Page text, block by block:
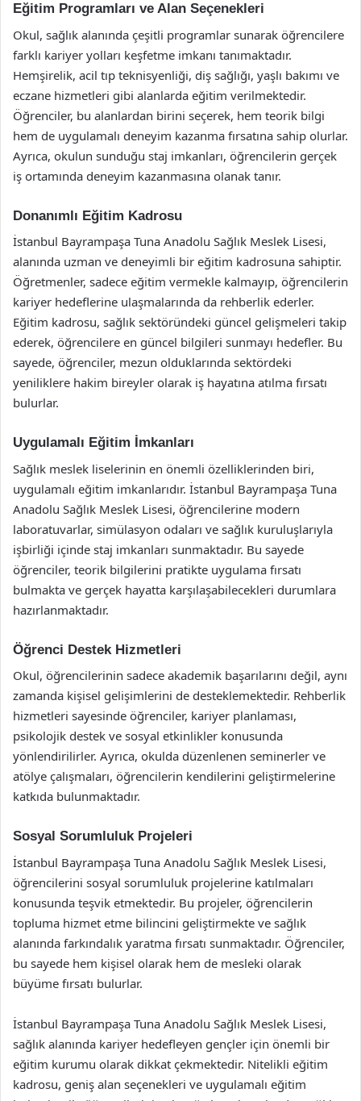
Eğitim Programları ve Alan Seçenekleri
Okul, sağlık alanında çeşitli programlar sunarak öğrencilere
farklı kariyer yolları keşfetme imkanı tanımaktadır.
Hemşirelik, acil tıp teknisyenliği, diş sağlığı, yaşlı bakımı ve
eczane hizmetleri gibi alanlarda eğitim verilmektedir.
Öğrenciler, bu alanlardan birini seçerek, hem teorik bilgi
hem de uygulamalı deneyim kazanma fırsatına sahip olurlar.
Ayrıca, okulun sunduğu staj imkanları, öğrencilerin gerçek
iş ortamında deneyim kazanmasına olanak tanır.
Donanımlı Eğitim Kadrosu
İstanbul Bayrampaşa Tuna Anadolu Sağlık Meslek Lisesi,
alanında uzman ve deneyimli bir eğitim kadrosuna sahiptir.
Öğretmenler, sadece eğitim vermekle kalmayıp, öğrencilerin
kariyer hedeflerine ulaşmalarında da rehberlik ederler.
Eğitim kadrosu, sağlık sektöründeki güncel gelişmeleri takip
ederek, öğrencilere en güncel bilgileri sunmayı hedefler. Bu
sayede, öğrenciler, mezun olduklarında sektördeki
yeniliklere hakim bireyler olarak iş hayatına atılma fırsatı
bulurlar.
Uygulamalı Eğitim İmkanları
Sağlık meslek liselerinin en önemli özelliklerinden biri,
uygulamalı eğitim imkanlarıdır. İstanbul Bayrampaşa Tuna
Anadolu Sağlık Meslek Lisesi, öğrencilerine modern
laboratuvarlar, simülasyon odaları ve sağlık kuruluşlarıyla
işbirliği içinde staj imkanları sunmaktadır. Bu sayede
öğrenciler, teorik bilgilerini pratikte uygulama fırsatı
bulmakta ve gerçek hayatta karşılaşabilecekleri durumlara
hazırlanmaktadır.
Öğrenci Destek Hizmetleri
Okul, öğrencilerinin sadece akademik başarılarını değil, aynı
zamanda kişisel gelişimlerini de desteklemektedir. Rehberlik
hizmetleri sayesinde öğrenciler, kariyer planlaması,
psikolojik destek ve sosyal etkinlikler konusunda
yönlendirilirler. Ayrıca, okulda düzenlenen seminerler ve
atölye çalışmaları, öğrencilerin kendilerini geliştirmelerine
katkıda bulunmaktadır.
Sosyal Sorumluluk Projeleri
İstanbul Bayrampaşa Tuna Anadolu Sağlık Meslek Lisesi,
öğrencilerini sosyal sorumluluk projelerine katılmaları
konusunda teşvik etmektedir. Bu projeler, öğrencilerin
topluma hizmet etme bilincini geliştirmekte ve sağlık
alanında farkındalık yaratma fırsatı sunmaktadır. Öğrenciler,
bu sayede hem kişisel olarak hem de mesleki olarak
büyüme fırsatı bulurlar.
İstanbul Bayrampaşa Tuna Anadolu Sağlık Meslek Lisesi,
sağlık alanında kariyer hedefleyen gençler için önemli bir
eğitim kurumu olarak dikkat çekmektedir. Nitelikli eğitim
kadrosu, geniş alan seçenekleri ve uygulamalı eğitim